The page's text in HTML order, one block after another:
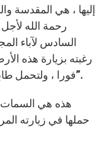
إليها ، هي المقدسة
رحمة الله
السادس لآباء
رغبته بزيارة هذه
فورا ، ولتحمل طابع البساطة والتقوى والتوبة والمحبة”.
هذه هي السمات
حملها في زيارته